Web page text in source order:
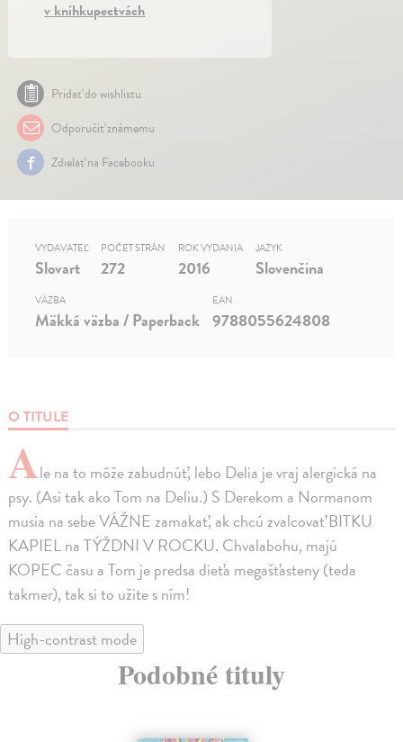
v kníhkupectvách
Pridať do wishlistu
Odporučiť známemu
Zdielať na Facebooku
O TITULE
Ale na to môže zabudnúť, lebo Delia je vraj alergická na
psy. (Asi tak ako Tom na Deliu.) S Derekom a Normanom
musia na sebe VÁŽNE zamakať, ak chcú zvalcovať BITKU
KAPIEL na TÝŽDNI V ROCKU. Chvalabohu, majú
KOPEC času a Tom je predsa dieťa megašťasteny (teda
takmer), tak si to užite s ním!
VYDAVATEĽ
Slovart
POČET STRÁN
272
ROK VYDANIA
2016
JAZYK
Slovenčina
VÄZBA
Mäkká väzba / Paperback
EAN
9788055624808
High-contrast mode
Podobné tituly